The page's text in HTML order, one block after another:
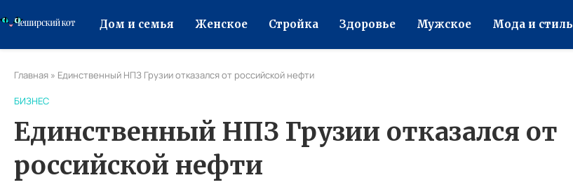
Дом и семья Женское Стройка Здоровье Мужское Мода и стиль
Главная » Единственный НПЗ Грузии отказался от российской нефти
БИЗНЕС
Единственный НПЗ Грузии отказался от
российской нефти